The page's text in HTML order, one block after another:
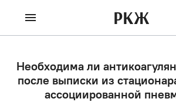
РКЖ
Необходима ли
после выписки из
ассоциированной